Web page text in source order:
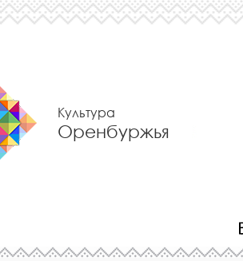
Культура
Оренбуржья